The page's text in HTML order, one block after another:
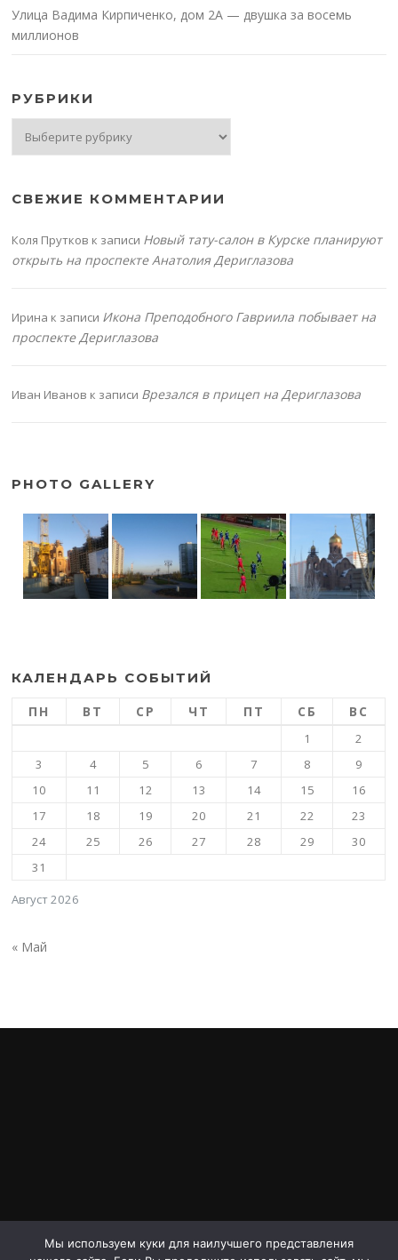
Улица Вадима Кирпиченко, дом 2А — двушка за восемь
миллионов
РУБРИКИ
СВЕЖИЕ КОММЕНТАРИИ
Коля Прутков к записи Новый тату-салон в Курске планируют
открыть на проспекте Анатолия Дериглазова
Ирина к записи Икона Преподобного Гавриила побывает на
проспекте Дериглазова
Иван Иванов к записи Врезался в прицеп на Дериглазова
PHOTO GALLERY
КАЛЕНДАРЬ СОБЫТИЙ
Август 2026
ПН ВТ СР ЧТ ПТ СБ ВС
1
2
3
4 5 6 7 8
9
10
11 12 13 14 15
16
17
18 19 20 21 22
23
24
25 26 27 28 29
30
31
« Май
Мы используем куки для наилучшего представления